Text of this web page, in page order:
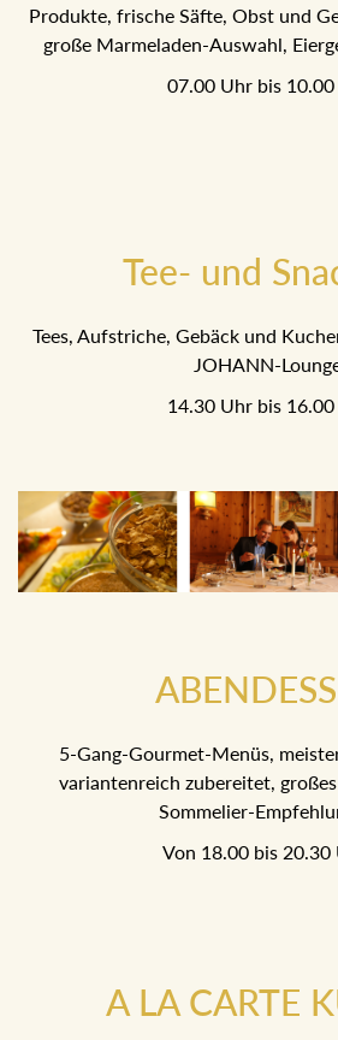
Produkte, frische Säfte, Obst und
große Marmeladen-Auswahl,
07.00 Uhr bis
Tee- und
Tees, Aufstriche, Gebäck und
JOHANN-
14.30 Uhr bis
5-Gang-Gourmet-Menüs,
variantenreich zubereitet,
Sommelier-
Von 18.00 bis 20.30
A LA CARTE